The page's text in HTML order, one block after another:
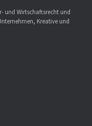
und Wirtschaftsrecht und
Kreative und